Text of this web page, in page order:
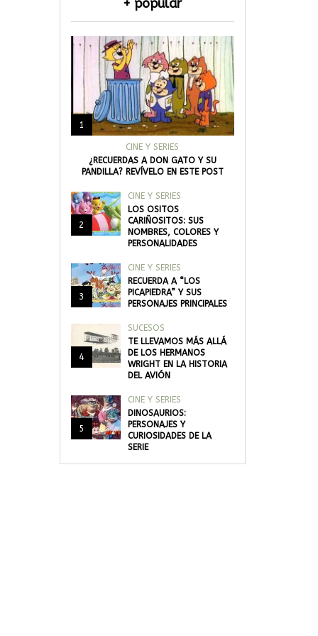
+ popular
1
CINE Y SERIES
¿RECUERDAS A DON GATO Y SU
PANDILLA? REVÍVELO EN ESTE POST
2
CINE Y SERIES
LOS OSITOS
CARIÑOSITOS: SUS
NOMBRES, COLORES Y
PERSONALIDADES
3
CINE Y SERIES
RECUERDA A “LOS
PICAPIEDRA” Y SUS
PERSONAJES PRINCIPALES
4
SUCESOS
TE LLEVAMOS MÁS ALLÁ
DE LOS HERMANOS
WRIGHT EN LA HISTORIA
DEL AVIÓN
5
CINE Y SERIES
DINOSAURIOS:
PERSONAJES Y
CURIOSIDADES DE LA
SERIE